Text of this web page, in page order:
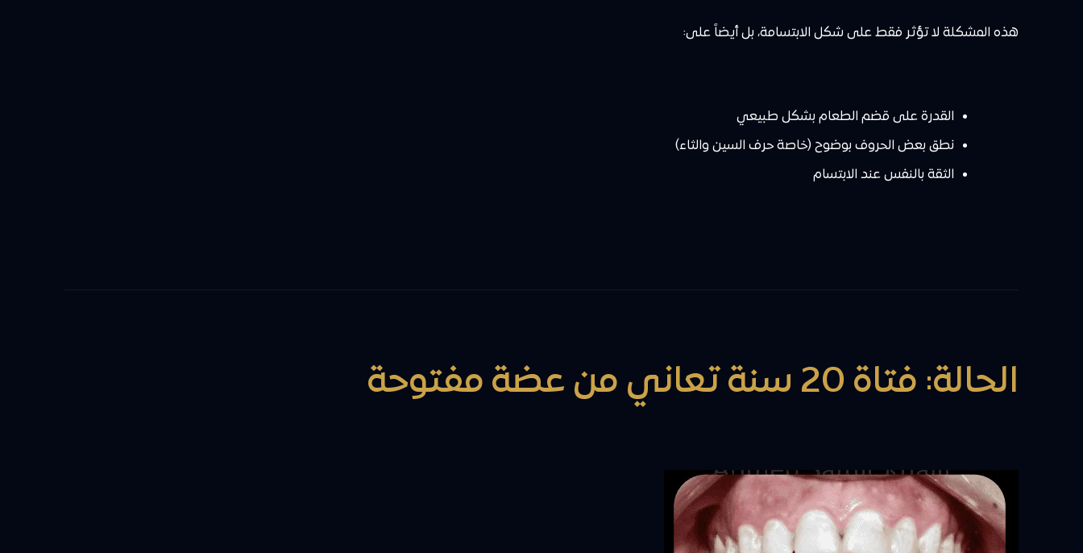
هذه المشكلة لا تؤثر فقط على شكل الابتسامة، بل أيضاً على:
القدرة على قضم الطعام بشكل طبيعي
نطق بعض الحروف بوضوح (خاصة حرف السين والثاء)
الثقة بالنفس عند الابتسام
الحالة: فتاة 20 سنة تعاني من عضة مفتوحة